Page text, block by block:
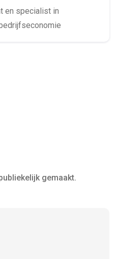
en specialist in
gemaakt.